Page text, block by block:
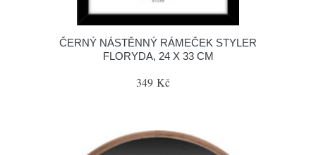
ČERNÝ NÁSTĚNNÝ RÁMEČEK STYLER
FLORYDA, 24 X 33 CM
349 Kč